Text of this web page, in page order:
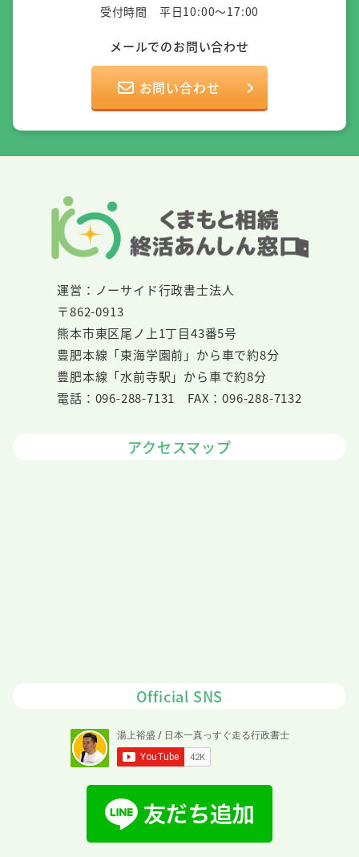
受付時間 平日10:00～17:00
メールでのお問い合わせ
お問い合わせ
運営：ノーサイド行政書士法人
〒862-0913
熊本市東区尾ノ上1丁目43番5号
豊肥本線「東海学園前」から車で約8分
豊肥本線「水前寺駅」から車で約8分
電話：096-288-7131 FAX：096-288-7132
アクセスマップ
Official SNS